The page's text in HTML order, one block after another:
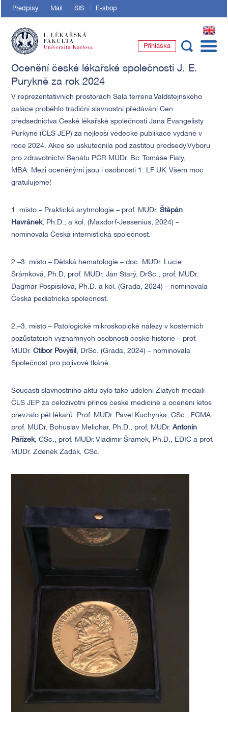
Předpisy Mail SIS E-shop
EN
Přihláška
Ocenění české lékařské společnosti J. E.
Purykně za rok 2024
V reprezentativních prostorách Sala terrena Valdštejnského
paláce proběhlo tradiční slavnostní předávání Cen
předsednictva České lékařské společnosti Jana Evangelisty
Purkyně (ČLS JEP) za nejlepší vědecké publikace vydané v
roce 2024. Akce se uskutečnila pod záštitou předsedy Výboru
pro zdravotnictví Senátu PČR MUDr. Bc. Tomáše Fialy,
MBA. Mezi oceněnými jsou i osobnosti 1. LF UK. Všem moc
gratulujeme!
1. místo – Praktická arytmologie – prof. MUDr.Štěpán
Havránek, Ph.D., a kol. (Maxdorf-Jessenius, 2024) –
nominovala Česká internistická společnost.
2.–3. místo – Dětská hematologie – doc. MUDr. Lucie
Šrámková, Ph.D, prof. MUDr. Jan Starý, DrSc., prof. MUDr.
Dagmar Pospíšilová, Ph.D. a kol. (Grada, 2024) – nominovala
Česká pediatrická společnost.
2.–3. místo – Patologické mikroskopické nálezy v kosterních
pozůstatcích významných osobností české historie – prof.
MUDr.Ctibor Povýšil , DrSc. (Grada, 2024) – nominovala
Společnost pro pojivové tkáně.
Součástí slavnostního aktu bylo také udělení Zlatých medailí
ČLS JEP za celoživotní přínos české medicíně a ocenění letos
převzalo pět lékařů. Prof. MUDr. Pavel Kuchynka, CSc., FCMA,
prof. MUDr. Bohuslav Melichar, Ph.D., prof. MUDr. Antonín
Pařízek, CSc., prof. MUDr. Vladimír Šrámek, Ph.D., EDIC a prof.
MUDr. Zdeněk Zadák, CSc.